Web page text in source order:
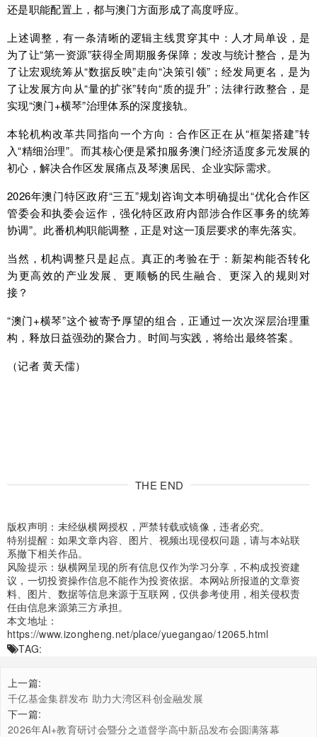
还是职能配置上，都与澳门方面形成了高度呼应。
上述调整，有一条清晰的逻辑主线贯穿其中：人才局单设，是
为了让“第一资源”获得全周期服务保障；发改与统计整合，是为
了让宏观统筹从“数据反映”走向“决策引领”；经发局更名，是为
了让发展方向从“量的扩张”转向“质的提升”；法律行政整合，是
实现“澳门+横琴”治理体系的深度接轨。
本轮机构改革共同指向一个方向：合作区正在从“框架搭建”转
入“精细治理”。而其核心便是紧扣服务澳门经济适度多元发展的
初心，解决合作区发展痛点及琴澳居民、企业实际需求。
2026年澳门特区政府“三五”规划咨询文本明确提出“优化合作区
管委会和执委会运作，强化特区政府内部涉合作区事务的统筹
协调”。此番机构职能调整，正是对这一顶层要求的率先落实。
当然，机构调整只是起点。真正的考验在于：新架构能否转化
为更高效的产业发展、更顺畅的民生融合、更深入的规则对
接？
“澳门+横琴”这个被寄予厚望的组合，正通过一次次深层治理重
构，释放日益强劲的聚合力。时间与实践，将给出最终答案。
（记者 黄天儒）
THE END
版权声明：未经纵横网授权，严禁转载或镜像，违者必究。
特别提醒：如果文章内容、图片、视频出现侵权问题，请与本站联
系撤下相关作品。
风险提示：纵横网呈现的所有信息仅作为学习分享，不构成投资建
议，一切投资操作信息不能作为投资依据。本网站所报道的文章资
料、图片、数据等信息来源于互联网，仅供参考使用，相关侵权责
任由信息来源第三方承担。
本文地址：
https://www.izongheng.net/place/yuegangao/12065.html
TAG:
上一篇:
千亿基金集群发布 助力大湾区科创金融发展
下一篇:
​2026年AI+教育研讨会暨分之道督学高中新品发布会圆满落幕